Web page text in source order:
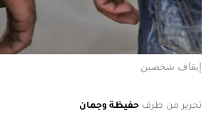
إيقاف شخصين
تحرير من طرف حفيظة وجمان